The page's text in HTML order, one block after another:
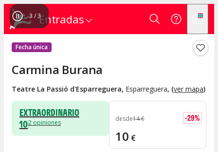
Entradas
1 /3
Fecha única
Carmina Burana
Teatre La Passió d'Esparreguera, Esparreguera, (ver mapa)
EXTRAORDINARIO
102 opiniones desde14€ -29%
10 €